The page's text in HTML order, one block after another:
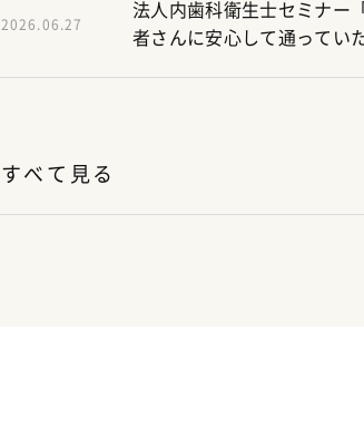
2026.06.27
法人内歯科衛生士セミナー
者さんに安心して通ってい
すべて見る